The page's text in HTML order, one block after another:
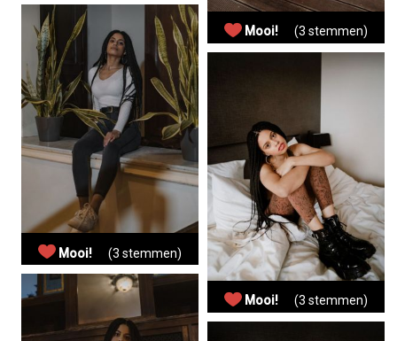
Mooi! (3 stemmen)
Mooi! (3 stemmen)
Mooi! (3 stemmen)